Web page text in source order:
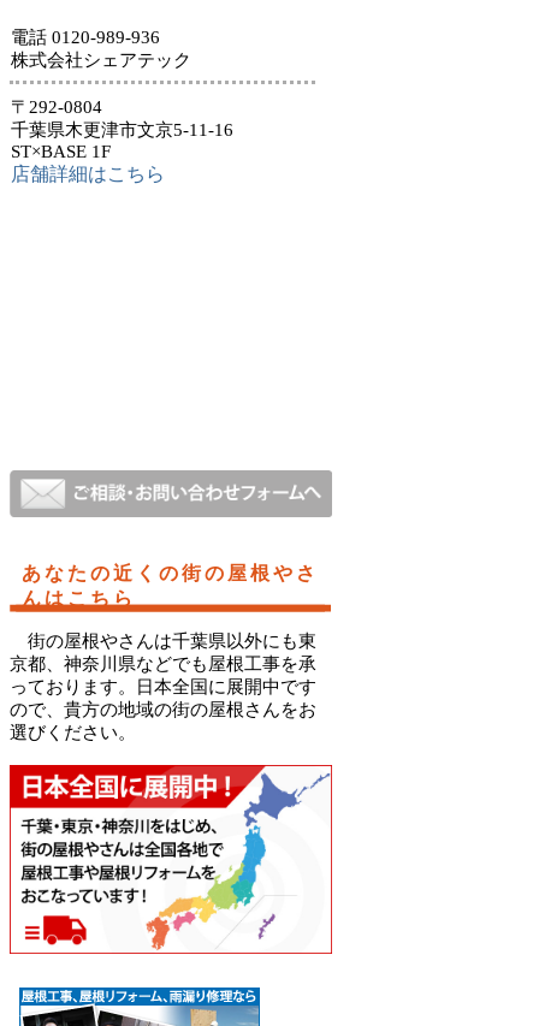
電話 0120-989-936
株式会社シェアテック
〒292-0804
千葉県木更津市文京5-11-16
ST×BASE 1F
店舗詳細はこちら
あなたの近くの街の屋根やさ
んはこちら
街の屋根やさんは千葉県以外にも東
京都、神奈川県などでも屋根工事を承
っております。日本全国に展開中です
ので、貴方の地域の街の屋根さんをお
選びください。